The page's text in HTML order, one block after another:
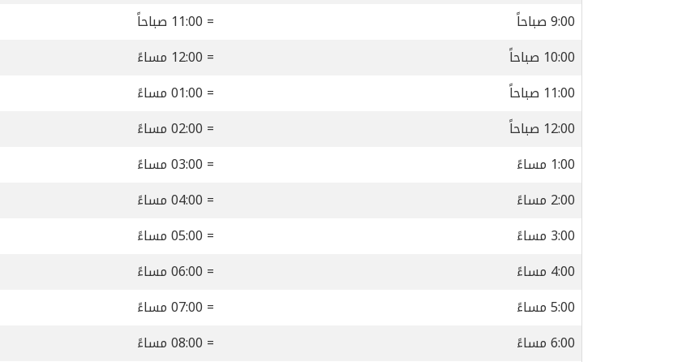
9:00 صباحاً
= 11:00 صباحاً
10:00 صباحاً
= 12:00 مساءً
11:00 صباحاً
= 01:00 مساءً
12:00 صباحاً
= 02:00 مساءً
1:00 مساءً
= 03:00 مساءً
2:00 مساءً
= 04:00 مساءً
3:00 مساءً
= 05:00 مساءً
4:00 مساءً
= 06:00 مساءً
5:00 مساءً
= 07:00 مساءً
6:00 مساءً
= 08:00 مساءً